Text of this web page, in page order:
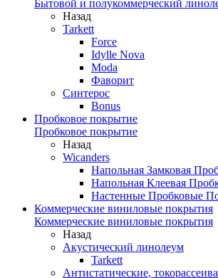
Бытовой и полукоммерческий
Назад
Tarkett
Force
Idylle Nova
Moda
Фаворит
Синтерос
Bonus
Пробковое покрытие
Пробковое покрытие
Назад
Wicanders
Напольная Замковая
Напольная Клеевая
Настенные Пробковые
Коммерческие виниловые покрытия
Коммерческие виниловые покрытия
Назад
Акустический линолеум
Tarkett
Антистатические,